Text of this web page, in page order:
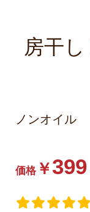
房干
ノンオイル
価格 ￥399